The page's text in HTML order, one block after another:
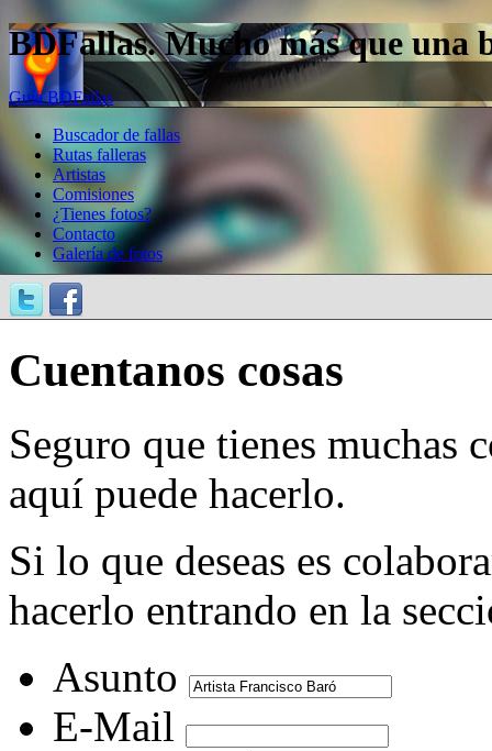
BDFallas. Mucho más que una
Guía BDFallas
Buscador de fallas
Rutas falleras
Artistas
Comisiones
¿Tienes fotos?
Contacto
Galería de fotos
Cuentanos cosas
Seguro que tienes muchas
aquí puede hacerlo.
Si lo que deseas es
hacerlo entrando en la
Asunto
E-Mail